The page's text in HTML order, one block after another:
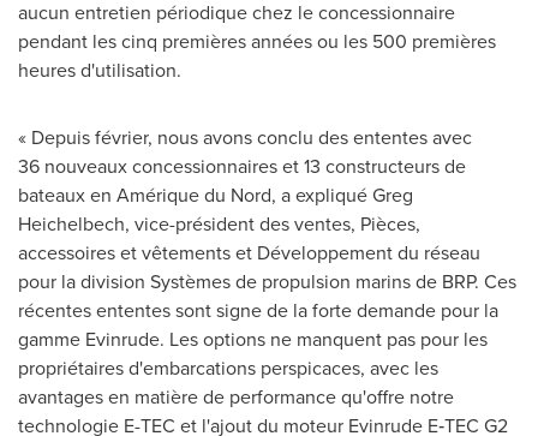
aucun entretien périodique chez le concessionnaire
pendant les cinq premières années ou les 500 premières
heures d'utilisation.
« Depuis février, nous avons conclu des ententes avec
36 nouveaux concessionnaires et 13 constructeurs de
bateaux en Amérique du Nord, a expliquéGreg
Heichelbech, vice-président des ventes, Pièces,
accessoires et vêtements et Développement du réseau
pour la division Systèmes de propulsion marins de BRP. Ces
récentes ententes sont signe de la forte demande pour la
gamme Evinrude. Les options ne manquent pas pour les
propriétaires d'embarcations perspicaces, avec les
avantages en matière de performance qu'offre notre
technologie E-TEC et l'ajout du moteur Evinrude E‑TEC G2